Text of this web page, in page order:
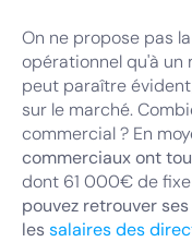
On ne propose pas
opérationnel qu'à un
peut paraître
sur le marché.
commercial ? En
commerciaux ont
dont 61 000€ de
pouvez retrouver
lessalaires des